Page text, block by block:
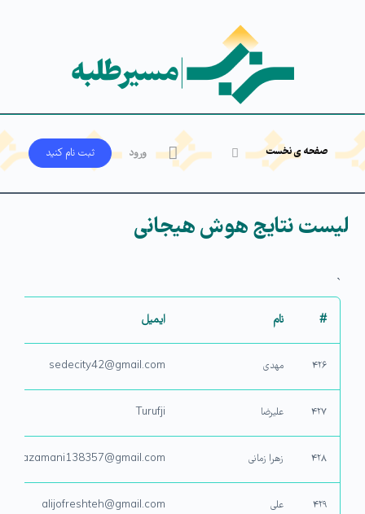
صفحه ی نخست ورود ثبت‌ نام کنید
لیست نتایج هوش هیجانی
`
#
نام ایمیل
۴۲۶ مهدی sedecity42@gmail.com
۴۲۷ علیرضا Turufji
۴۲۸ زهرا زمانی zahrazamani138357@gmail.com
۴۲۹ علی alijofreshteh@gmail.com